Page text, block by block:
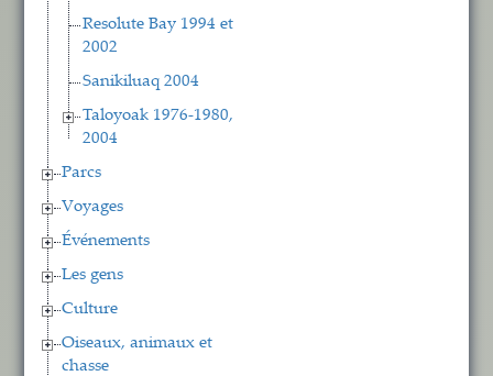
Resolute Bay 1994 et
2002
Sanikiluaq 2004
Taloyoak 1976-1980,
2004
Parcs
Voyages
Événements
Les gens
Culture
Oiseaux, animaux et
chasse